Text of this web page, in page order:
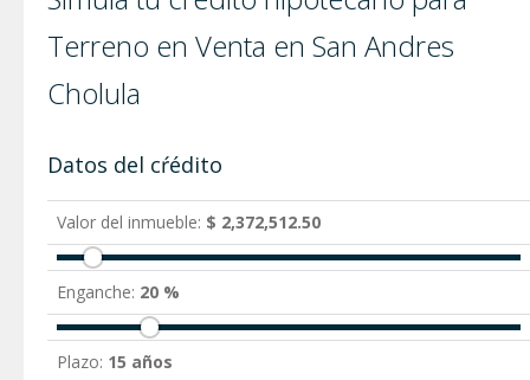
Terreno en Venta en San Andres
Cholula
Datos del cŕédito
Valor del inmueble: $ 2,372,512.50
Enganche: 20 %
Plazo: 15 años